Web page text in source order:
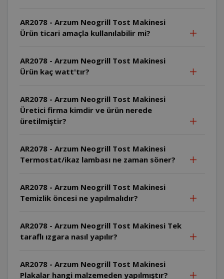
AR2078 - Arzum Neogrill Tost Makinesi
Ürün ticari amaçla kullanılabilir mi?
AR2078 - Arzum Neogrill Tost Makinesi
Ürün kaç watt'tır?
AR2078 - Arzum Neogrill Tost Makinesi
Üretici firma kimdir ve ürün nerede
üretilmiştir?
AR2078 - Arzum Neogrill Tost Makinesi
Termostat/ikaz lambası ne zaman söner?
AR2078 - Arzum Neogrill Tost Makinesi
Temizlik öncesi ne yapılmalıdır?
AR2078 - Arzum Neogrill Tost Makinesi Tek
taraflı ızgara nasıl yapılır?
AR2078 - Arzum Neogrill Tost Makinesi
Plakalar hangi malzemeden yapılmıştır?